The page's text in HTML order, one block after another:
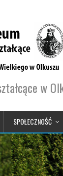
w
SPOŁECZNOŚĆ